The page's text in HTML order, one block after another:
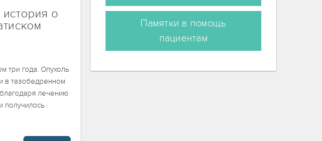
о
три года. Опухоль
в тазобедренном
лечению
получилось
Памятки в помощь
пациентам